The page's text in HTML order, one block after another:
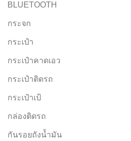
BLUETOOTH
กระจก
กระเป๋า
กระเป๋าคาดเอว
กระเป๋าติดรถ
กระเป๋าเป้
กล่องติดรถ
กันรอยถังน้ำมัน